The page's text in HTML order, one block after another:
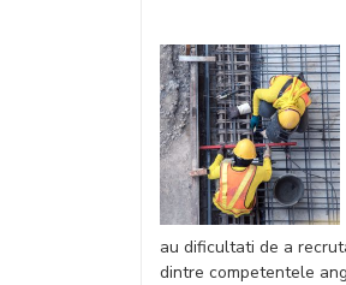
au dificultati de a
dintre competentele